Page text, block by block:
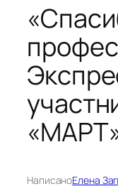
НаписаноЕлена